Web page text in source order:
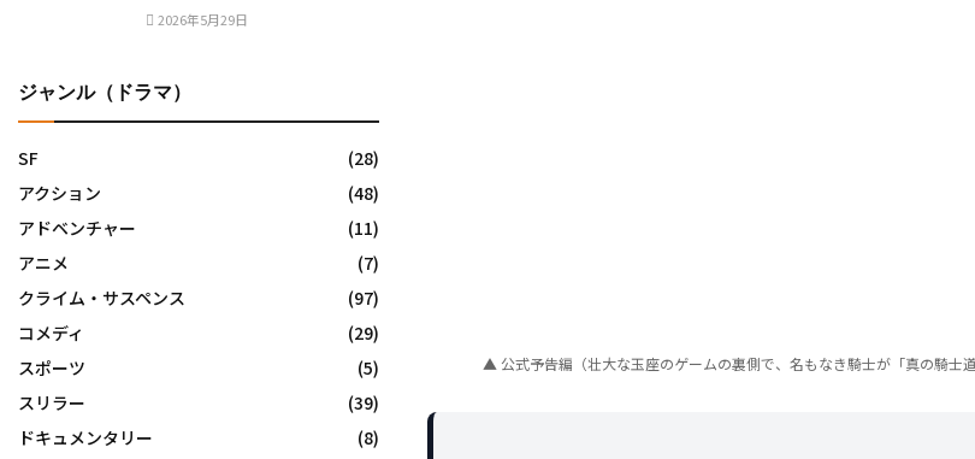
▲ 公式予告編（壮大な玉座のゲームの裏側で、名もなき騎士が「真の騎士
2026年5月29日
ジャンル（ドラマ）
SF
(28)
アクション
(48)
アドベンチャー
(11)
アニメ
(7)
クライム・サスペンス
(97)
コメディ
(29)
スポーツ
(5)
スリラー
(39)
ドキュメンタリー
(8)